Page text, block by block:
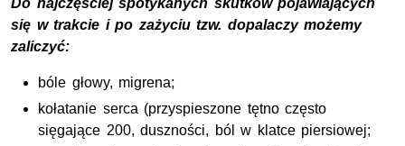
Do najczęściej spotykanych skutków pojawiających
się w trakcie i po zażyciu tzw. dopalaczy możemy
zaliczyć:
bóle głowy, migrena;
kołatanie serca (przyspieszone tętno często
sięgające 200, duszności, ból w klatce piersiowej;